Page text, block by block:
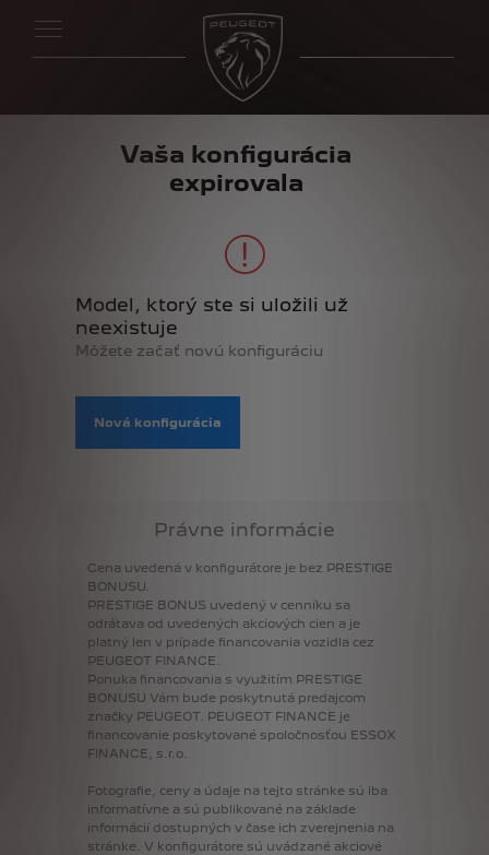
Vaša konfigurácia
expirovala
Model, ktorý ste si uložili už
neexistuje
Môžete začať novú konfiguráciu
Nová konfigurácia
Právne informácie
Cena uvedená v konfigurátore je bez PRESTIGE
BONUSU.
PRESTIGE BONUS uvedený v cenníku sa
odrátava od uvedených akciových cien a je
platný len v prípade financovania vozidla cez
PEUGEOT FINANCE.
Ponuka financovania s využitím PRESTIGE
BONUSU Vám bude poskytnutá predajcom
značky PEUGEOT. PEUGEOT FINANCE je
financovanie poskytované spoločnosťou ESSOX
FINANCE, s.r.o.
Fotografie, ceny a údaje na tejto stránke sú iba
informatívne a sú publikované na základe
informácií dostupných v čase ich zverejnenia na
stránke. V konfigurátore sú uvádzané akciové